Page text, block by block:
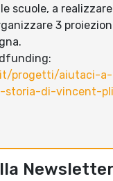
scuole, a
3
progetti/aiutaci-
storia-di-vincent-
Newsletter